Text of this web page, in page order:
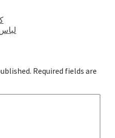
Required fields are